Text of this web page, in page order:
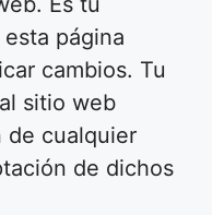
página
cambios. Tu
sitio web
de cualquier
de dichos